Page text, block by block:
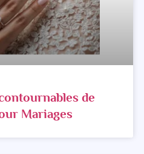
de
Mariages